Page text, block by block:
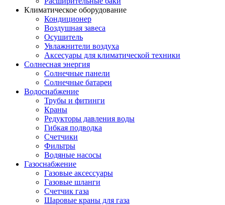
Климатическое оборудование
Кондиционер
Воздушная завеса
Осушитель
Увлажнители воздуха
Аксесуары для климатической техники
Солнесная энергия
Cолнечные панели
Солнечные батареи
Водоснабжение
Трубы и фитинги
Краны
Редукторы давления воды
Гибкая подводка
Счетчики
Фильтры
Водяные насосы
Газоснабжение
Газовые аксессуары
Газовые шланги
Счетчик газа
Шаровые краны для газа